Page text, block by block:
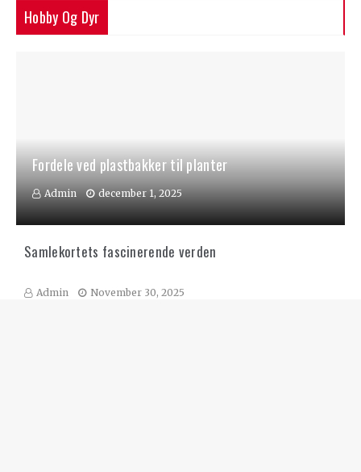
Hobby Og Dyr
Fordele ved plastbakker til planter
Admin december 1, 2025
Samlekortets fascinerende verden
Admin November 30, 2025